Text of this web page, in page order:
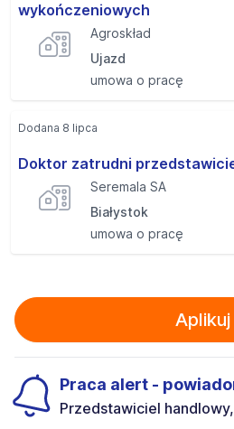
wykończeniowych
Agroskład
Ujazd
umowa o pracę
Doktor zatrudni
Seremala SA
Białystok
umowa o pracę
Dodana 8 lipca
Aplikuj
Praca alert -
Przedstawiciel